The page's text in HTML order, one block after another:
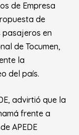
de Empresa
de
pasajeros en
de Tocumen,
la
del país.
advirtió que la
frente a
APEDE